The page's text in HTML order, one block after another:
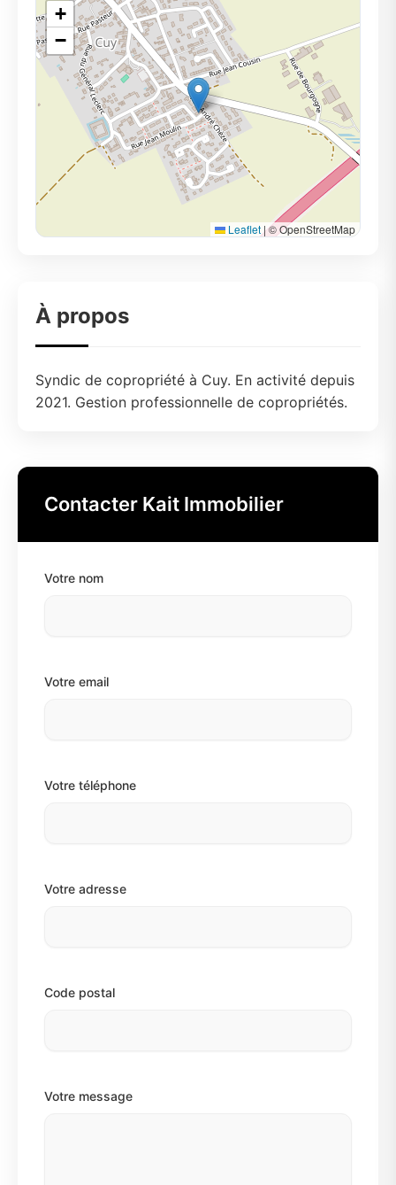
+
−
Leaflet|© OpenStreetMap
À propos
Syndic de copropriété à Cuy. En activité depuis
2021. Gestion professionnelle de copropriétés.
Contacter Kait Immobilier
Votre nom
Votre email
Votre téléphone
Votre adresse
Code postal
Votre message